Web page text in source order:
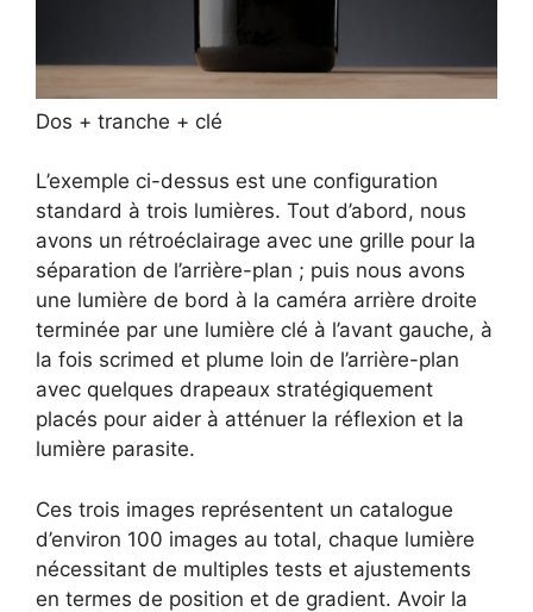
Dos + tranche + clé
L’exemple ci-dessus est une configuration
standard à trois lumières. Tout d’abord, nous
avons un rétroéclairage avec une grille pour la
séparation de l’arrière-plan ; puis nous avons
une lumière de bord à la caméra arrière droite
terminée par une lumière clé à l’avant gauche, à
la fois scrimed et plume loin de l’arrière-plan
avec quelques drapeaux stratégiquement
placés pour aider à atténuer la réflexion et la
lumière parasite.
Ces trois images représentent un catalogue
d’environ 100 images au total, chaque lumière
nécessitant de multiples tests et ajustements
en termes de position et de gradient. Avoir la